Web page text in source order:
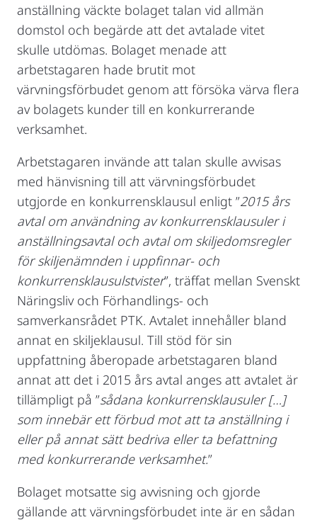
anställning väckte bolaget talan vid allmän
domstol och begärde att det avtalade vitet
skulle utdömas. Bolaget menade att
arbetstagaren hade brutit mot
värvningsförbudet genom att försöka värva flera
av bolagets kunder till en konkurrerande
verksamhet.
Arbetstagaren invände att talan skulle avvisas
med hänvisning till att värvningsförbudet
utgjorde en konkurrensklausul enligt ”2015 års
avtal om användning av konkurrensklausuler i
anställningsavtal och avtal om skiljedomsregler
för skiljenämnden i uppfinnar- och
konkurrensklausulstvister”, träffat mellan Svenskt
Näringsliv och Förhandlings- och
samverkansrådet PTK. Avtalet innehåller bland
annat en skiljeklausul. Till stöd för sin
uppfattning åberopade arbetstagaren bland
annat att det i 2015 års avtal anges att avtalet är
tillämpligt på ”sådana konkurrensklausuler […]
som innebär ett förbud mot att ta anställning i
eller på annat sätt bedriva eller ta befattning
med konkurrerande verksamhet.”
Bolaget motsatte sig avvisning och gjorde
gällande att värvningsförbudet inte är en sådan